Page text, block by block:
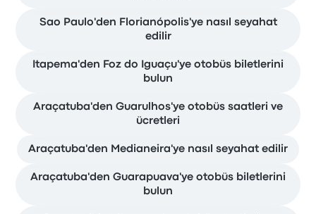
Sao Paulo'den Florianópolis'ye nasıl seyahat
edilir
Itapema'den Foz do Iguaçu'ye otobüs biletlerini
bulun
Araçatuba'den Guarulhos'ye otobüs saatleri ve
ücretleri
Araçatuba'den Medianeira'ye nasıl seyahat edilir
Araçatuba'den Guarapuava'ye otobüs biletlerini
bulun